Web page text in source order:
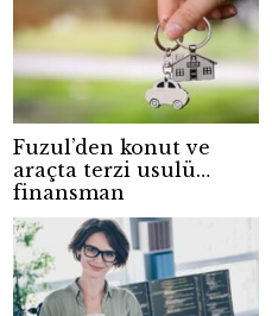
Fuzul’den konut ve
araçta terzi usulü
finansman